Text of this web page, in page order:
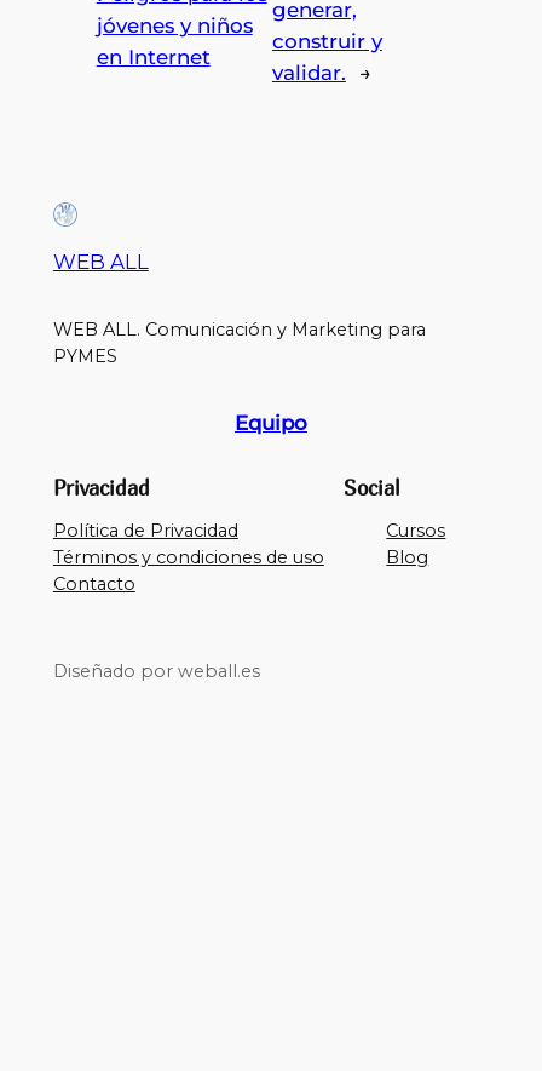
jóvenes y niños
en Internet
generar,
construir y
validar.
→
WEB ALL
WEB ALL. Comunicación y Marketing para
PYMES
Equipo
Privacidad
Política de Privacidad
Términos y condiciones de uso
Contacto
Social
Cursos
Blog
Diseñado por weball.es